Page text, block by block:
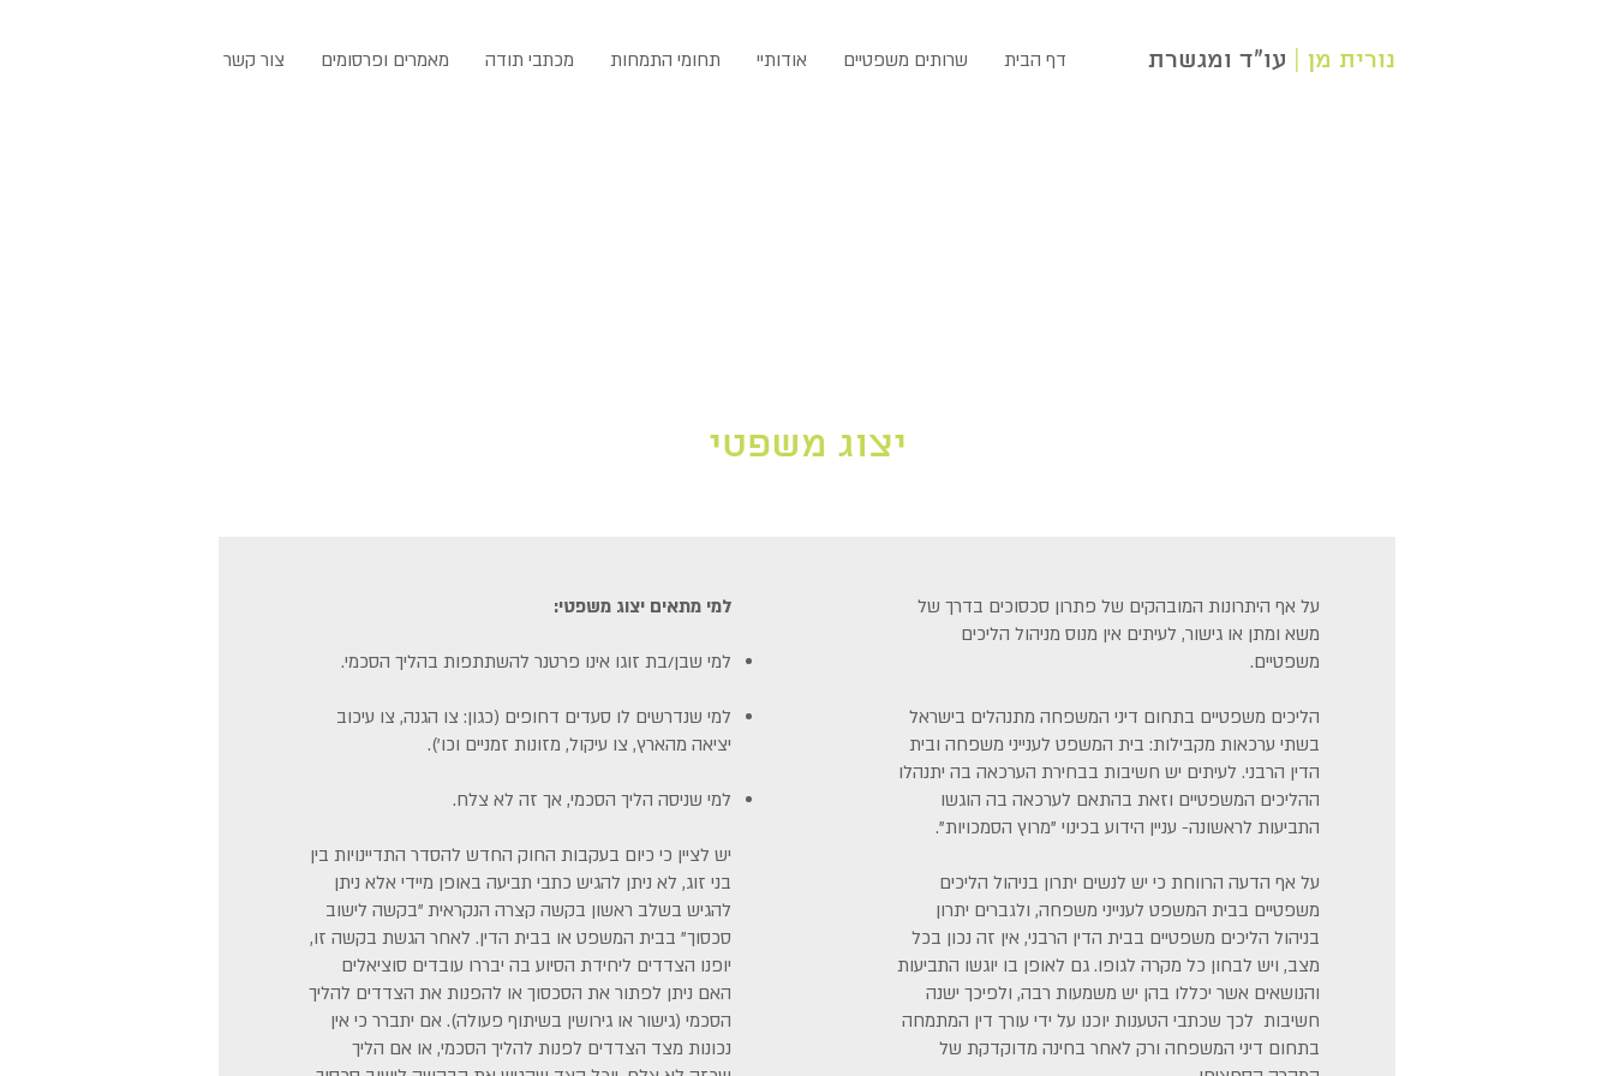
דף הבית שרותים משפטיים אודותיי תחומי התמחות מכתבי תודה מאמרים ופרסומים צור קשר נורית מן | עו"ד ומגשרת
יצוג משפטי
למי מתאים יצוג משפטי:
למי שבן/בת זוגו אינו פרטנר להשתתפות בהליך הסכמי.
למי שנדרשים לו סעדים דחופים (כגון: צו הגנה, צו עיכוב
יציאה מהארץ, צו עיקול, מזונות זמניים וכו').
למי שניסה הליך הסכמי, אך זה לא צלח.
יש לציין כי כיום בעקבות החוק החדש להסדר התדיינויות בין
בני זוג, לא ניתן להגיש כתבי תביעה באופן מיידי אלא ניתן
להגיש בשלב ראשון בקשה קצרה הנקראית "בקשה לישוב
סכסוך" בבית המשפט או בבית הדין. לאחר הגשת בקשה זו,
יופנו הצדדים ליחידת הסיוע בה יבררו עובדים סוציאלים
האם ניתן לפתור את הסכסוך או להפנות את הצדדים להליך
הסכמי (גישור או גירושין בשיתוף פעולה). אם יתברר כי אין
נכונות מצד הצדדים לפנות להליך הסכמי, או אם הליך
על אף היתרונות המובהקים של פתרון סכסוכים בדרך של
משא ומתן או גישור, לעיתים אין מנוס מניהול הליכים
משפטיים.
הליכים משפטיים בתחום דיני המשפחה מתנהלים בישראל
בשתי ערכאות מקבילות: בית המשפט לענייני משפחה ובית
הדין הרבני. לעיתים יש חשיבות בבחירת הערכאה בה יתנהלו
ההליכים המשפטיים וזאת בהתאם לערכאה בה הוגשו
התביעות לראשונה- עניין הידוע בכינוי "מרוץ הסמכויות".
על אף הדעה הרווחת כי יש לנשים יתרון בניהול הליכים
משפטיים בבית המשפט לענייני משפחה, ולגברים יתרון
בניהול הליכים משפטיים בבית הדין הרבני, אין זה נכון בכל
מצב, ויש לבחון כל מקרה לגופו. גם לאופן בו יוגשו התביעות
והנושאים אשר יכללו בהן יש משמעות רבה, ולפיכך ישנה
חשיבות לכך שכתבי הטענות יוכנו על ידי עורך דין המתמחה
בתחום דיני המשפחה ורק לאחר בחינה מדוקדקת של